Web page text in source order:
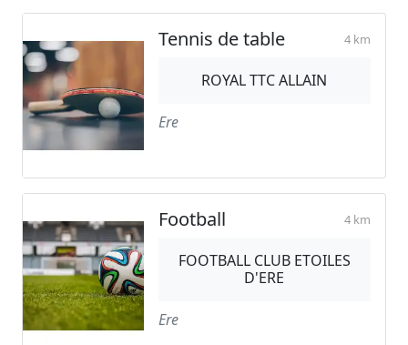
Tennis de table 4 km
ROYAL TTC ALLAIN
Ere
Football 4 km
FOOTBALL CLUB ETOILES
D'ERE
Ere